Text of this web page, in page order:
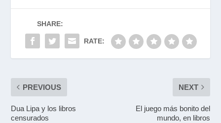
SHARE:
RATE:
PREVIOUS
Dua Lipa y los libros
censurados
NEXT
El juego más bonito del
mundo, en libros